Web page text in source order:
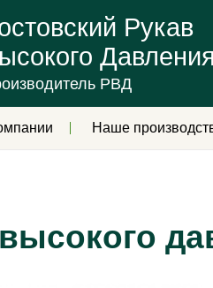
Рукав
Давления
РВД
Наше